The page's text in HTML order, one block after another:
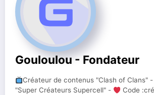
Gouloulou - Fondateur
Créateur de contenus "Clash of Clans" -
"Super Créateurs Supercell" -
Code